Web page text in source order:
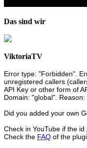
Das sind wir
ViktoriaTV
Error type: "Forbidden".
unregistered callers
API Key or other form of
Domain: "global". Reason:
Did you added your own
Check in YouTube if the id
Check the FAQ of the